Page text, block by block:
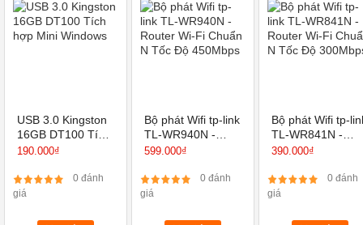
VGA Intel UHD Graphics 620
Hỗ trợ công nắp đặt
USB 3.0 Kingston
16GB DT100 Tích
hợp Mini Windows
190.000₫
0 đánh
giá
Bộ phát Wifi tp-link
TL-WR940N -
Router Wi-Fi
450Mbps
599.000₫
0 đánh
giá
Bộ phát Wifi tp-
TL-WR841N -
Router Wi-Fi
300Mbps
390.000₫
0 đánh
giá